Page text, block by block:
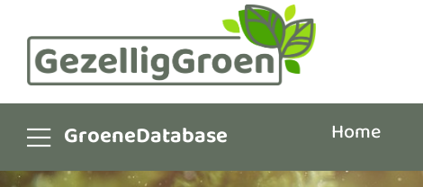
GroeneDatabase Home